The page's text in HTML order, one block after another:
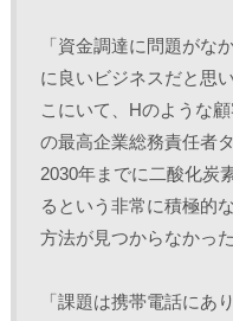
「資金調達に問題がな
に良いビジネスだと思
こにいて、Hのような
の最高企業総務責任者
2030年までに二酸化炭
るという非常に積極的
方法が見つからなかっ
「課題は携帯電話にあ